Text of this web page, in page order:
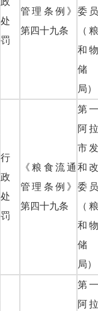
处
罚
管理条例》
第四十九条
委
（
和
储
局）
行
政
处
罚
《粮食流通
管理条例》
第四十九条
第
阿
市
和
委
（
和
储
局）
第
阿